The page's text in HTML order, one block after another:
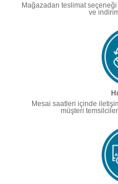
Mağazadan teslimat
ve
Mesai saatleri içinde
müşteri